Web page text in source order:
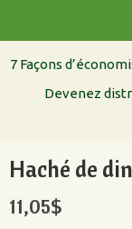
7 Façons
Devenez
Haché de
11,05$